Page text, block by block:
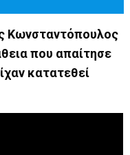
Κωνσταντόπουλος
που απαίτησε
κατατεθεί